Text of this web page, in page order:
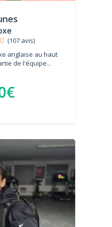
(107 avis)
anglaise au haut
de l'équipe...